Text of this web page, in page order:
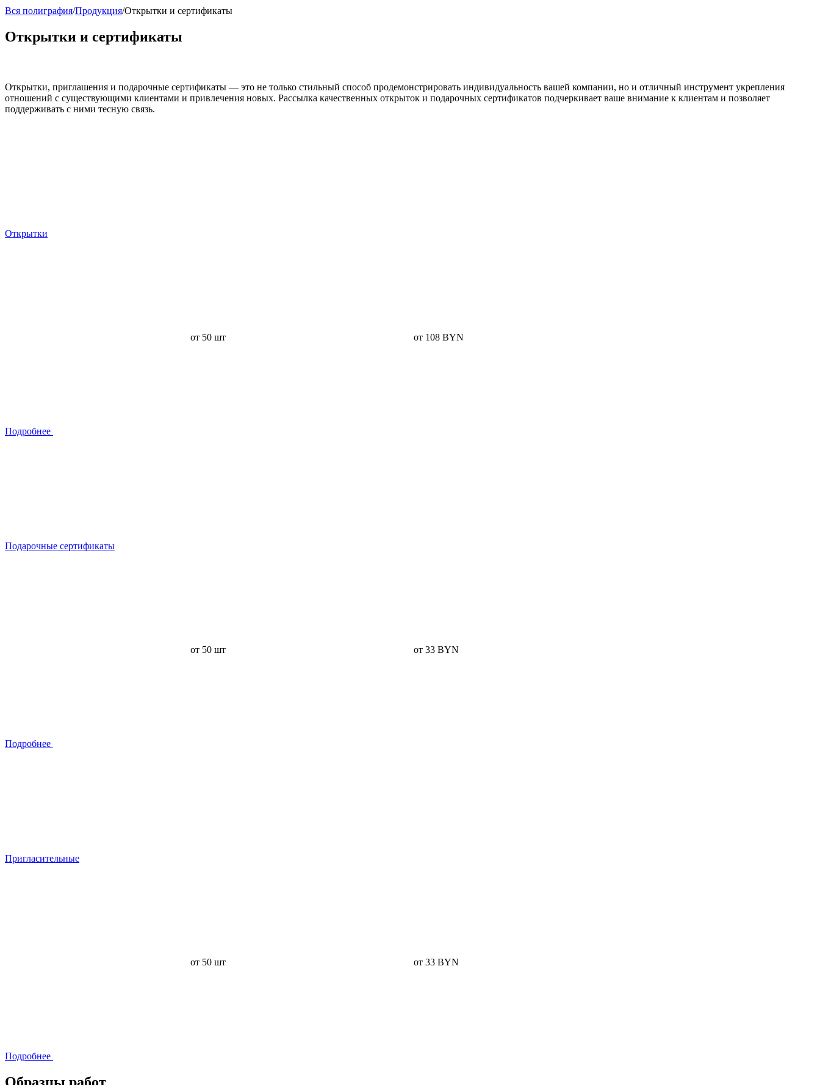
Вся полиграфия/Продукция/Открытки и сертификаты
Открытки и сертификаты
Открытки, приглашения и подарочные сертификаты — это не только стильный способ продемонстрировать индивидуальность вашей компании, но и отличный инструмент укрепления
отношений с существующими клиентами и привлечения новых. Рассылка качественных открыток и подарочных сертификатов подчеркивает ваше внимание к клиентам и позволяет
поддерживать с ними тесную связь.
Открытки
от 50 шт от 108 BYN
Подробнее
Подарочные сертификаты
от 50 шт от 33 BYN
Подробнее
Пригласительные
от 50 шт от 33 BYN
Подробнее